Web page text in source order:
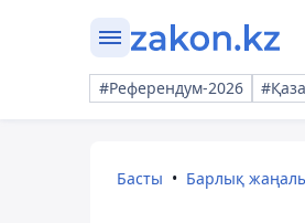
#Референдум-2026
Басты Барлық